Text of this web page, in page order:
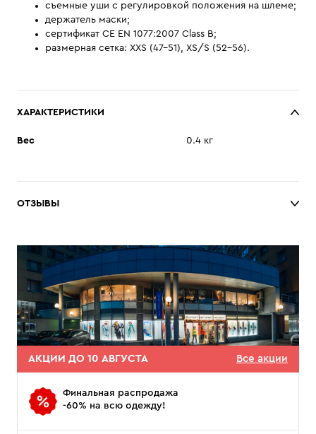
съемные уши с регулировкой положения на шлеме;
держатель маски;
сертификат CE EN 1077:2007 Class B;
размерная сетка: XXS (47-51), XS/S (52-56).
ХАРАКТЕРИСТИКИ
Вес 0.4 кг
ОТЗЫВЫ
АКЦИИ ДО 10 АВГУСТА Все акции
Финальная распродажа
-60% на всю одежду!